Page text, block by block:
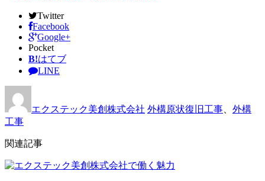
Twitter
Facebook
Google+
Pocket
B!はてブ
LINE
エクステック美創株式会社 外構原状復旧工事
外構
工事
関連記事